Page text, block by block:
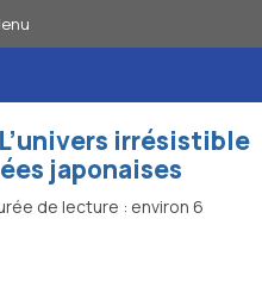
irrésistible
japonaises
de lecture : environ 6